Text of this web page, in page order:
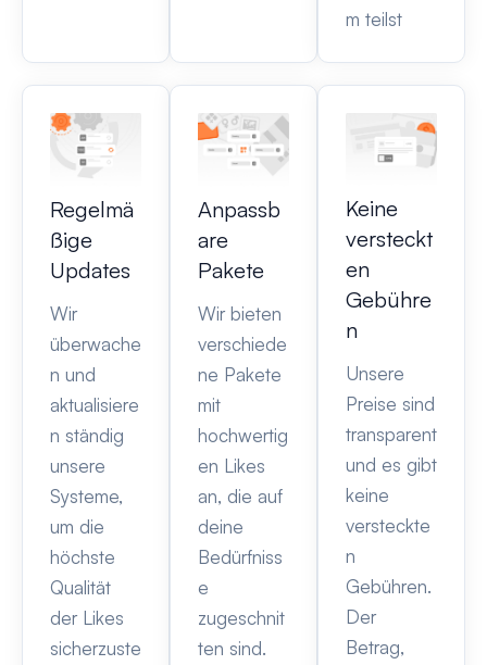
m teilst
Regelmä
ßige
Updates
Wir
überwache
n und
aktualisiere
n ständig
unsere
Systeme,
um die
höchste
Qualität
der Likes
sicherzuste
Anpassb
are
Pakete
Wir bieten
verschiede
ne Pakete
mit
hochwertig
en Likes
an, die auf
deine
Bedürfniss
e
zugeschnit
ten sind.
Keine
versteckt
en
Gebühre
n
Unsere
Preise sind
transparent
und es gibt
keine
versteckte
n
Gebühren.
Der
Betrag,